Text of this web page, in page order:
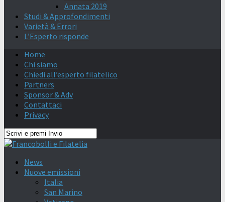
Annata 2019
Studi & Approfondimenti
Varietà & Errori
L’Esperto risponde
Home
Chi siamo
Chiedi all’esperto filatelico
Partners
Sponsor & Adv
Contattaci
Privacy
News
Nuove emissioni
Italia
San Marino